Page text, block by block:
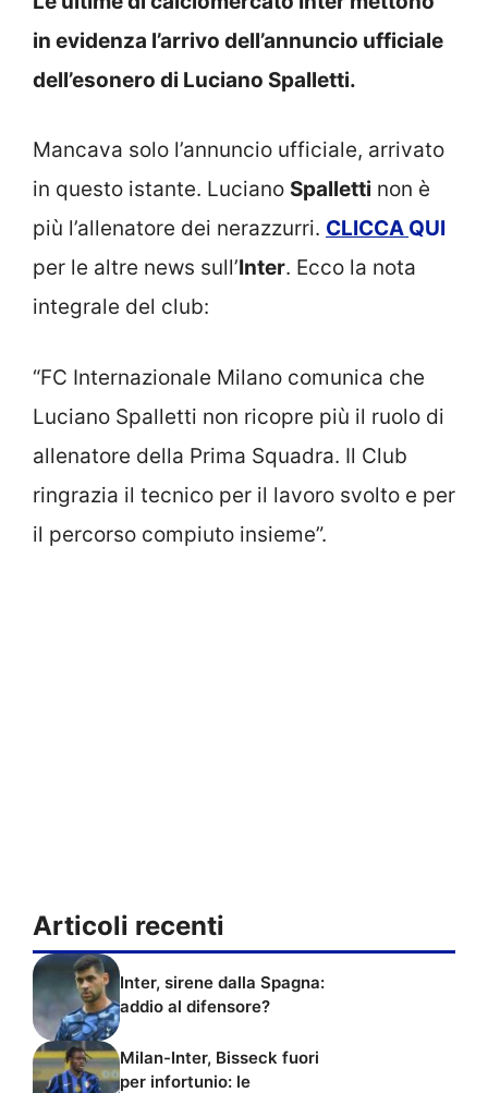
in evidenza l’arrivo dell’annuncio ufficiale
dell’esonero di Luciano Spalletti.
Mancava solo l’annuncio ufficiale, arrivato
in questo istante. Luciano Spalletti non è
più l’allenatore dei nerazzurri. CLICCA QUI
per le altre news sull’Inter. Ecco la nota
integrale del club:
“FC Internazionale Milano comunica che
Luciano Spalletti non ricopre più il ruolo di
allenatore della Prima Squadra. Il Club
ringrazia il tecnico per il lavoro svolto e per
il percorso compiuto insieme”.
Articoli recenti
Inter, sirene dalla Spagna:
addio al difensore?
Milan-Inter, Bisseck fuori
per infortunio: le